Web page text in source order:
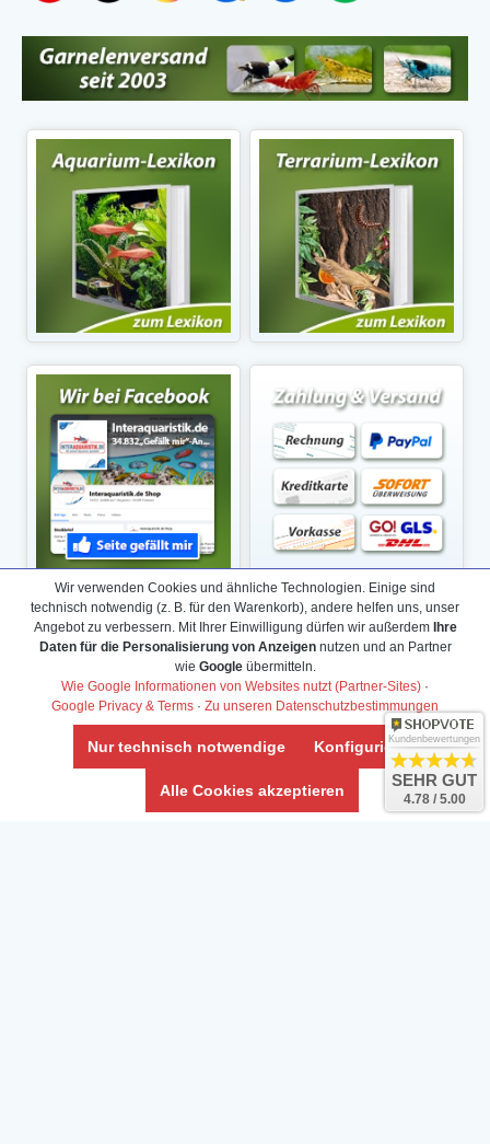
Wir verwenden Cookies und ähnliche Technologien. Einige sind
technisch notwendig (z. B. für den Warenkorb), andere helfen uns, unser
Angebot zu verbessern. Mit Ihrer Einwilligung dürfen wir außerdem Ihre
Daten für die Personalisierung von Anzeigennutzen und an Partner
wie Googleübermitteln.
Wie Google Informationen von Websites nutzt (Partner-Sites) ·
Google Privacy & Terms · Zu unseren Datenschutzbestimmungen
Nur technisch notwendige Konfigurieren
Alle Cookies akzeptieren
Kundenbewertungen
SEHR GUT
4.78 / 5.00